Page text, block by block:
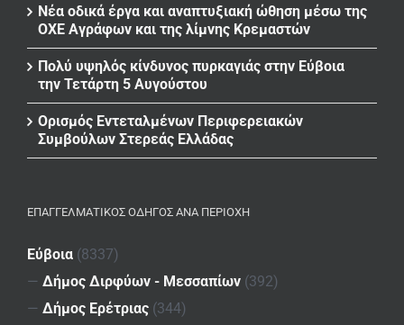
Νέα οδικά έργα και αναπτυξιακή ώθηση μέσω της
ΟΧΕ Αγράφων και της λίμνης Κρεμαστών
Πολύ υψηλός κίνδυνος πυρκαγιάς στην Εύβοια
την Τετάρτη 5 Αυγούστου
Ορισμός Εντεταλμένων Περιφερειακών
Συμβούλων Στερεάς Ελλάδας
ΕΠΑΓΓΕΛΜΑΤΙΚΌΣ ΟΔΗΓΌΣ ΑΝΆ ΠΕΡΙΟΧΉ
Εύβοια (8337)
— Δήμος Διρφύων - Μεσσαπίων (392)
— Δήμος Ερέτριας (344)